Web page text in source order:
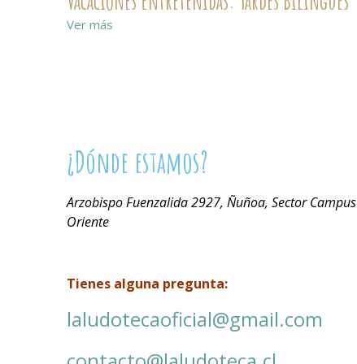
Ver más
¿Dónde estamos?
Arzobispo Fuenzalida 2927, Ñuñoa, Sector Campus
Oriente
Tienes alguna pregunta:
laludotecaoficial@gmail.com